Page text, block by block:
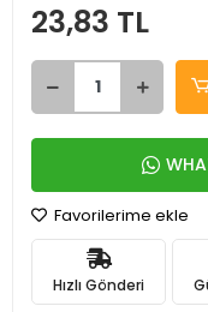
23,83 TL
Favorilerime ekle
Hızlı Gönderi